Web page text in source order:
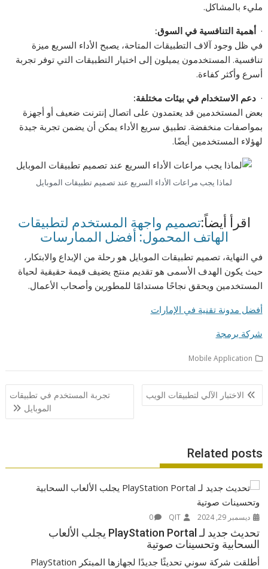
مليء بالمشاكل.
·أهمية التنافسية في السوق:
في ظل وجود آلاف التطبيقات المتاحة، يصبح الأداء السريع ميزة
تنافسية. المستخدمون يميلون إلى اختيار التطبيقات التي توفر تجربة
أسرع وأكثر كفاءة.
·دعم الاستخدام في بيئات مختلفة:
بعض المستخدمين قد يعتمدون على اتصال إنترنت ضعيف أو أجهزة
بمواصفات منخفضة. تطبيق سريع الأداء يمكن أن يضمن تجربة جيدة
لهؤلاء المستخدمين أيضًا.
لماذا يجب مراعات الأداء السريع عند تصميم تطبيقات الموبايل
اقرأ أيضاً:تصميم واجهة المستخدم لتطبيقات
الهاتف المحمول: أفضل الممارسات
في النهاية، تصميم تطبيقات الموبايل هو رحلة من الإبداع والابتكار،
حيث يكون الهدف الأسمى هو تقديم منتج يضيف قيمة حقيقية لحياة
المستخدمين ويحقق نجاحًا مستدامًا للمطورين وأصحاب الأعمال.
أفضل مدونة تقنية في الإمارات
شركة برمجة
Mobile Application
تصفّح
المقالات
الاختبار الآلي لتطبيقات الويب
تجربة المستخدم في تطبيقات
الموبايل
Related posts
ديسمبر 29, 2024 QIT
0
تحديث جديد لـ PlayStation Portal يجلب الألعاب
السحابية وتحسينات صوتية
أطلقت شركة سوني تحديثًا جديدًا لجهازها المبتكر PlayStation